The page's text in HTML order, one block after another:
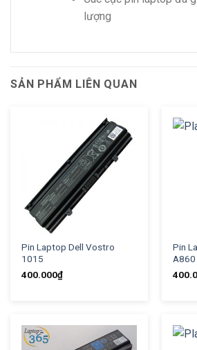
lượng
SẢN PHẨM LIÊN QUAN
Pin Laptop Dell Vostro
1015
400.000₫
Pin
A860